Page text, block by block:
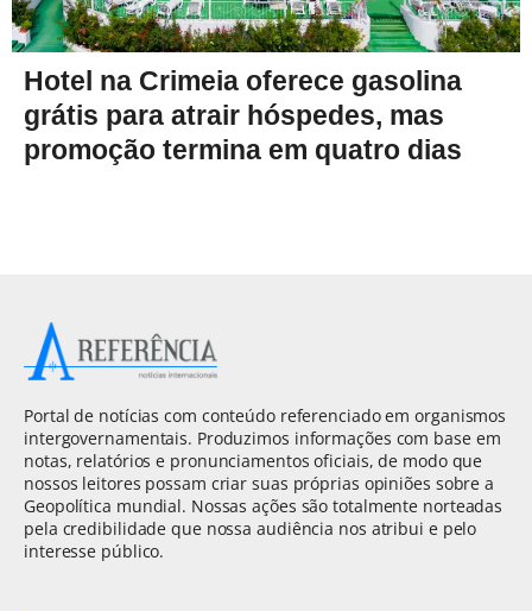
Hotel na Crimeia oferece gasolina
grátis para atrair hóspedes, mas
promoção termina em quatro dias
Portal de notícias com conteúdo referenciado em organismos
intergovernamentais. Produzimos informações com base em
notas, relatórios e pronunciamentos oficiais, de modo que
nossos leitores possam criar suas próprias opiniões sobre a
Geopolítica mundial. Nossas ações são totalmente norteadas
pela credibilidade que nossa audiência nos atribui e pelo
interesse público.